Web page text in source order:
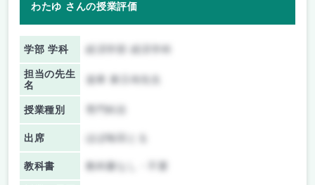
わたゆ さんの授業評価
学部 学科
担当の先生
名
授業種別
出席 ほぼ毎回とる
教科書 教科書なし・不要